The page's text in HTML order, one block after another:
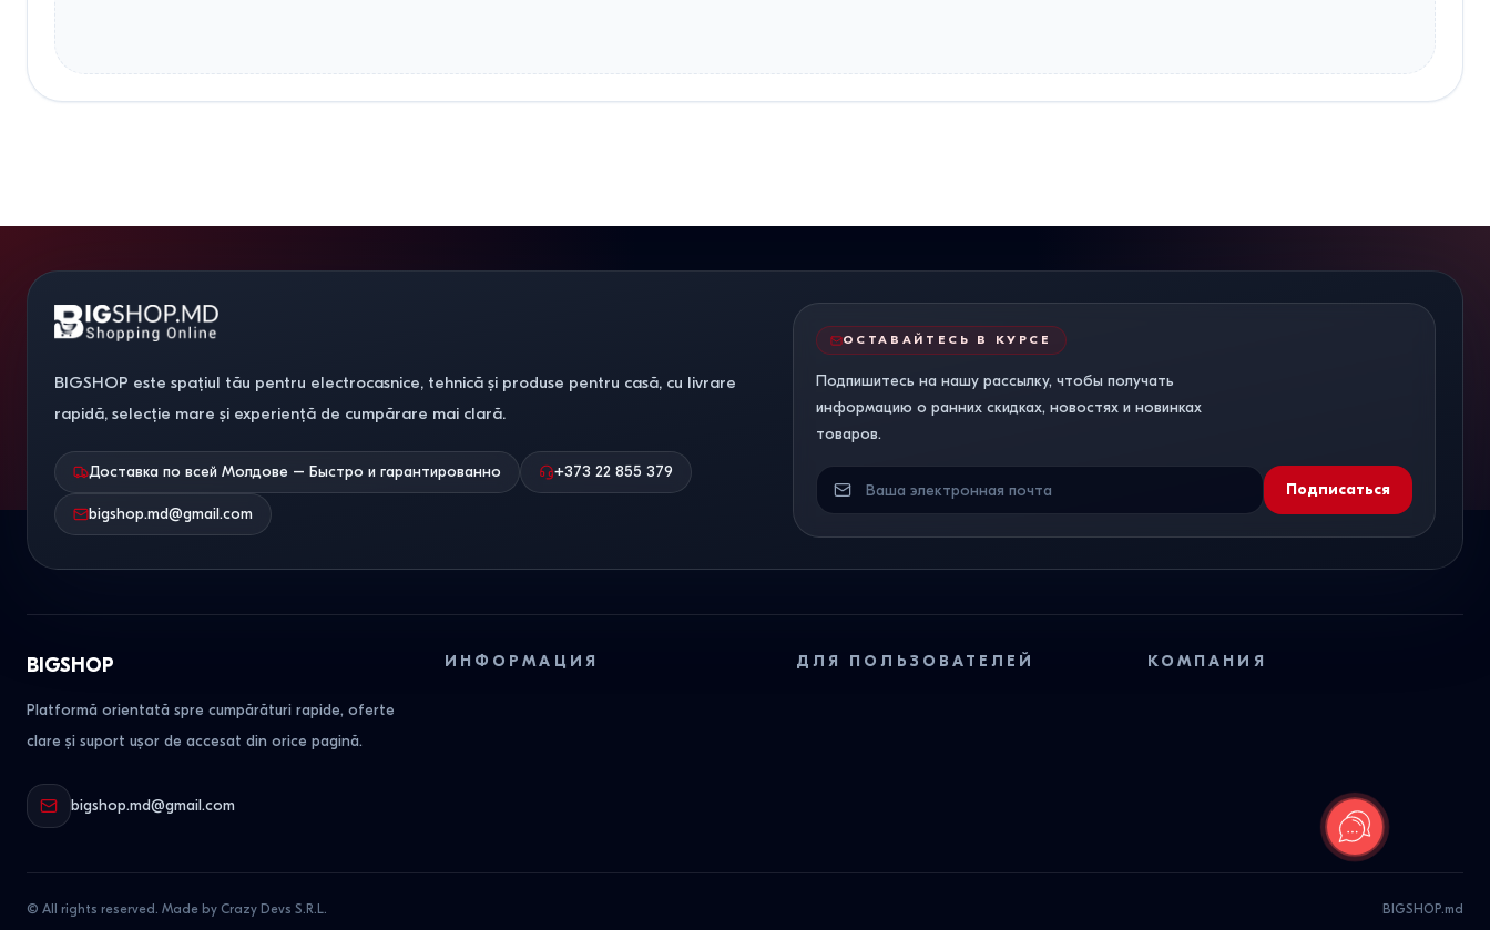
BIGSHOP este spațiul tău pentru electrocasnice, tehnică și produse pentru casă, cu livrare
rapidă, selecție mare și experiență de cumpărare mai clară.
Доставка по всей Молдове – Быстро и гарантированно +373 22 855 379
bigshop.md@gmail.com
ОСТАВАЙТЕСЬ В КУРСЕ
Подпишитесь на нашу рассылку, чтобы получать
информацию о ранних скидках, новостях и новинках
товаров.
Подписаться
BIGSHOP
Platformă orientată spre cumpărături rapide, oferte
clare și suport ușor de accesat din orice pagină.
bigshop.md@gmail.com
ИНФОРМАЦИЯ ДЛЯ ПОЛЬЗОВАТЕЛЕЙ КОМПАНИЯ
© All rights reserved. Made by Crazy Devs S.R.L. BIGSHOP.md